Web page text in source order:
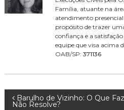
Família, atuante na
atendimento
propósito de trazer
confiança e a
equipe que visa acima
OAB/SP: 371136
NBarulho de Vizinho: O Que
Não Resolve?